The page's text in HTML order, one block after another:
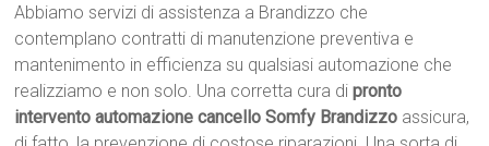
Abbiamo servizi di assistenza a Brandizzo che
contemplano contratti di manutenzione preventiva e
mantenimento in efficienza su qualsiasi automazione che
realizziamo e non solo. Una corretta cura dipronto
intervento automazione cancello Somfy Brandizzo assicura,